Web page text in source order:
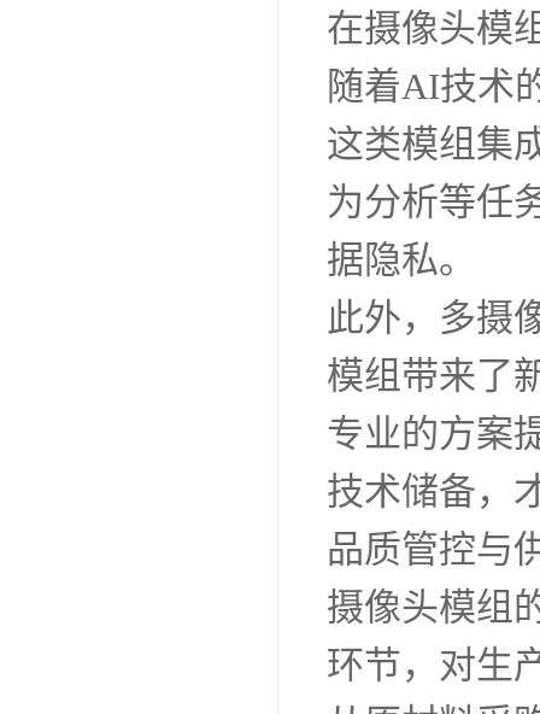
在摄像头模
随着AI技术
这类模组集
为分析等任
据隐私。
此外，多摄
模组带来了
专业的方案
技术储备，
品质管控与
摄像头模组
环节，对生